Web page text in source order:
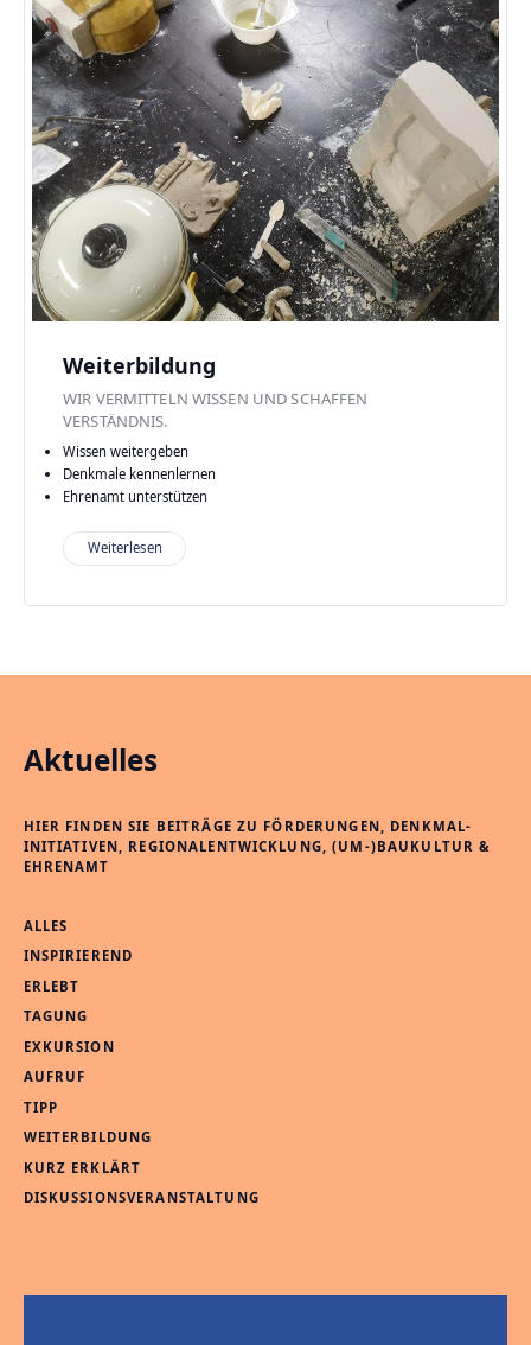
Weiterbildung
WIR VERMITTELN WISSEN UND SCHAFFEN
VERSTÄNDNIS.
Wissen weitergeben
Denkmale kennenlernen
Ehrenamt unterstützen
Weiterlesen
Aktuelles
HIER FINDEN SIE BEITRÄGE ZU FÖRDERUNGEN, DENKMAL-
INITIATIVEN, REGIONALENTWICKLUNG, (UM-)BAUKULTUR &
EHRENAMT
ALLES
INSPIRIEREND
ERLEBT
TAGUNG
EXKURSION
AUFRUF
TIPP
WEITERBILDUNG
KURZ ERKLÄRT
DISKUSSIONSVERANSTALTUNG